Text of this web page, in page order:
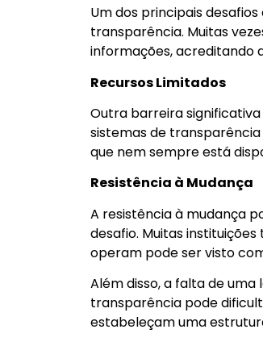
Um dos principais
transparência. Muitas
informações, acreditando
Recursos Limitados
Outra barreira
sistemas de
que nem sempre está
Resistência à Mudança
A resistência à mudança
desafio. Muitas
operam pode ser visto
Além disso, a falta de
transparência pode
estabeleçam uma